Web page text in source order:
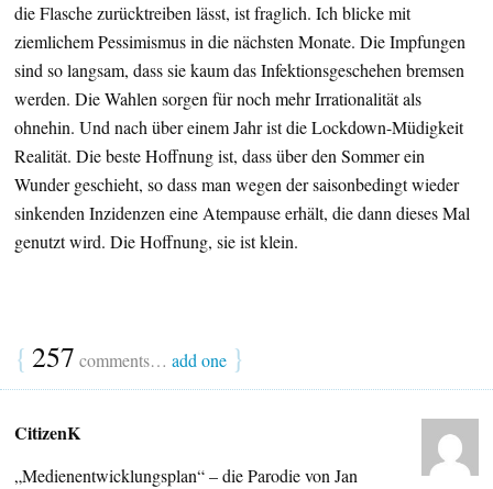
die Flasche zurücktreiben lässt, ist fraglich. Ich blicke mit
ziemlichem Pessimismus in die nächsten Monate. Die Impfungen
sind so langsam, dass sie kaum das Infektionsgeschehen bremsen
werden. Die Wahlen sorgen für noch mehr Irrationalität als
ohnehin. Und nach über einem Jahr ist die Lockdown-Müdigkeit
Realität. Die beste Hoffnung ist, dass über den Sommer ein
Wunder geschieht, so dass man wegen der saisonbedingt wieder
sinkenden Inzidenzen eine Atempause erhält, die dann dieses Mal
genutzt wird. Die Hoffnung, sie ist klein.
{ 257 comments… add one }
CitizenK
„Medienentwicklungsplan“ – die Parodie von Jan